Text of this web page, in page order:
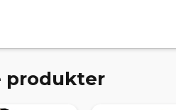
produkter